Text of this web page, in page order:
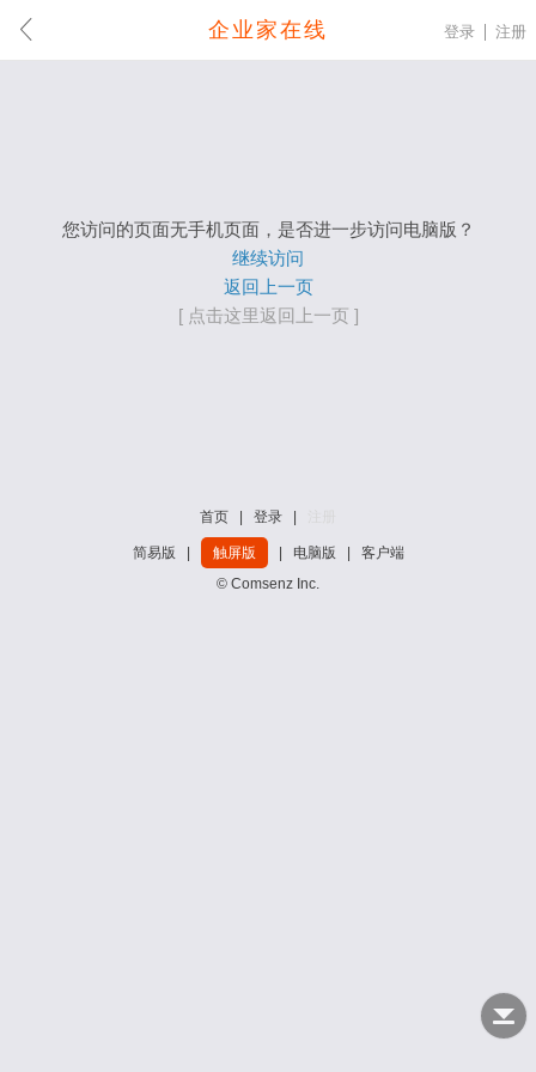
企业家在线 登录 注册
您访问的页面无手机页面，是否进一步访问电脑版？
继续访问
返回上一页
[ 点击这里返回上一页 ]
首页 登录
简易版 触屏版 电脑版
客户端
© Comsenz Inc.